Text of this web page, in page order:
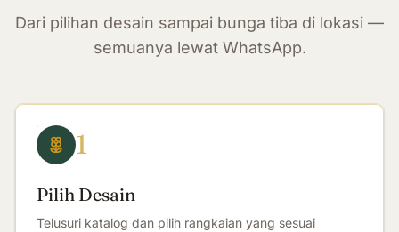
Dari pilihan desain sampai bunga tiba di lokasi —
semuanya lewat WhatsApp.
1
Pilih Desain
Telusuri katalog dan pilih rangkaian yang sesuai